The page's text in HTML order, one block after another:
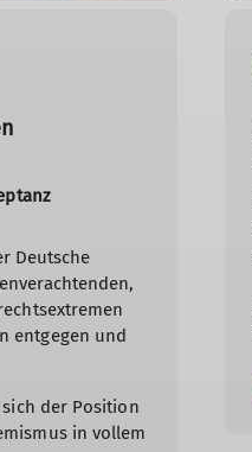
Deutsche
entgegen und
der Position
in vollem